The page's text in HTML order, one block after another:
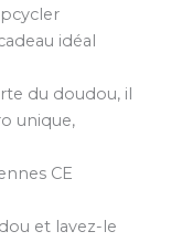
idéal
du doudou, il
unique,
CE
et lavez-le